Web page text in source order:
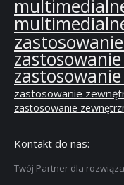
zastosowanie
zastosowanie
Kontakt do nas:
Twój Partner dla